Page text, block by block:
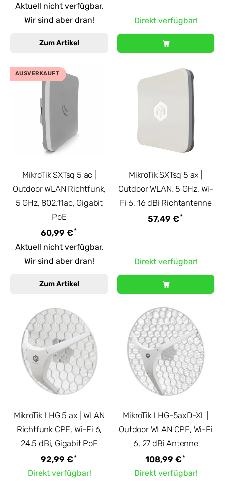
Aktuell nicht verfügbar.
Wir sind aber dran!
Zum Artikel
Direkt verfügbar!
AUSVERKAUFT
MikroTik SXTsq 5 ac |
Outdoor WLAN Richtfunk,
5 GHz, 802.11ac, Gigabit
PoE
60,99 €*
Aktuell nicht verfügbar.
Wir sind aber dran!
Zum Artikel
MikroTik SXTsq 5 ax |
Outdoor WLAN, 5 GHz, Wi-
Fi 6, 16 dBi Richtantenne
57,49 €*
Direkt verfügbar!
MikroTik LHG 5 ax | WLAN
Richtfunk CPE, Wi-Fi 6,
24.5 dBi, Gigabit PoE
92,99 €*
Direkt verfügbar!
MikroTik LHG-5axD-XL |
Outdoor WLAN CPE, Wi-Fi
6, 27 dBi Antenne
108,99 €*
Direkt verfügbar!